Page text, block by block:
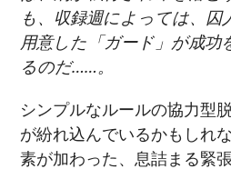
も、収録週によっては、囚
用意した「ガード」が成功
るのだ……。
シンプルなルールの協力型
が紛れ込んでいるかもしれ
素が加わった、息詰まる緊